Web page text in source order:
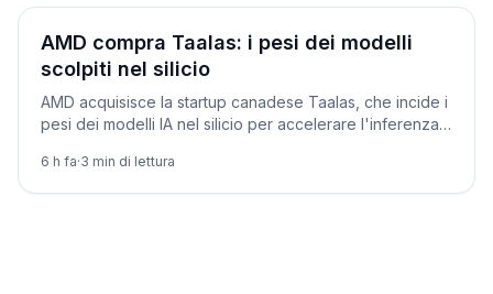
Aziende
AMD compra Taalas: i pesi dei modelli
scolpiti nel silicio
AMD acquisisce la startup canadese Taalas, che incide i
pesi dei modelli IA nel silicio per accelerare l'inferenza.
6 h fa·3 min di lettura